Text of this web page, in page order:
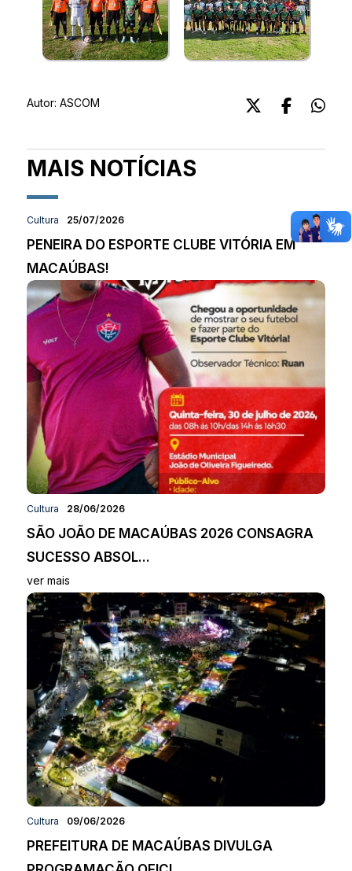
Autor: ASCOM
MAIS NOTÍCIAS
Cultura 25/07/2026
PENEIRA DO ESPORTE CLUBE VITÓRIA EM
MACAÚBAS!
Cultura 28/06/2026
SÃO JOÃO DE MACAÚBAS 2026 CONSAGRA
SUCESSO ABSOL...
ver mais
Cultura 09/06/2026
PREFEITURA DE MACAÚBAS DIVULGA